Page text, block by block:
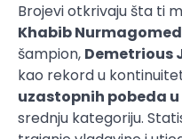
Brojevi otkrivaju šta ti
Khabib
šampion, Demetrious
kao rekord u
uzastopnih pobeda u
srednju kategoriju.